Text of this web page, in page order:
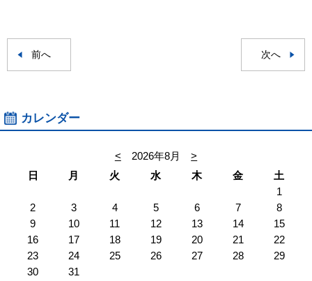
前へ 次へ
カレンダー
< 2026年8月
>
日
月 火 水 木 金
土
1
2
3 4 5 6 7
8
9
10 11 12 13 14
15
16
17 18 19 20 21
22
23
24 25 26 27 28
29
30
31